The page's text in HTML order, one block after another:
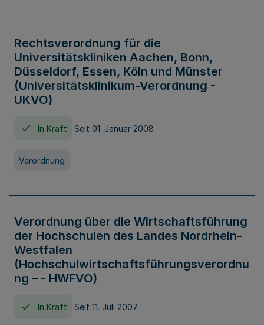
Rechtsverordnung für die
Universitätskliniken Aachen, Bonn,
Düsseldorf, Essen, Köln und Münster
(Universitätsklinikum-Verordnung -
UKVO)
In Kraft Seit 01. Januar 2008
Verordnung
Verordnung über die Wirtschaftsführung
der Hochschulen des Landes Nordrhein-
Westfalen
(Hochschulwirtschaftsführungsverordnu
ng – - HWFVO)
In Kraft Seit 11. Juli 2007